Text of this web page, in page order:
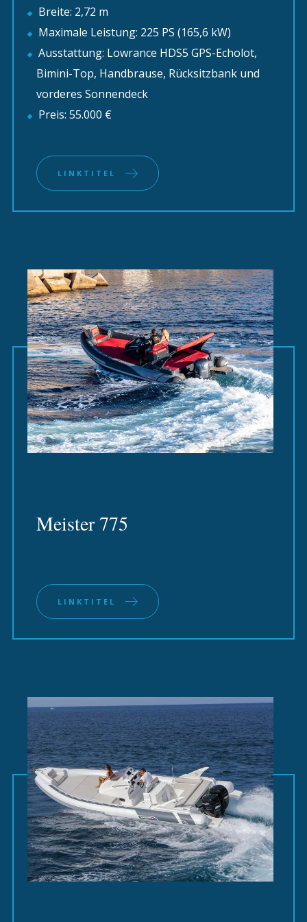
Breite: 2,72 m
Maximale Leistung: 225 PS (165,6 kW)
Ausstattung: Lowrance HDS5 GPS-Echolot,
Bimini-Top, Handbrause, Rücksitzbank und
vorderes Sonnendeck
Preis: 55.000 €
LINKTITEL
Meister 775
LINKTITEL